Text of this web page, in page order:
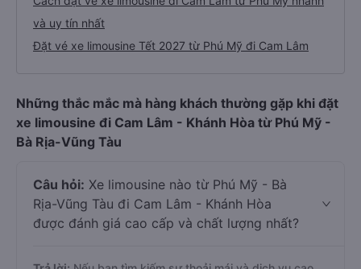
và uy tín nhất
Đặt vé xe limousine Tết 2027 từ Phú Mỹ đi Cam Lâm
Những thắc mắc mà hàng khách thường gặp khi đặt
xe limousine đi Cam Lâm - Khánh Hòa từ Phú Mỹ -
Bà Rịa-Vũng Tàu
Câu hỏi: Xe limousine nào từ Phú Mỹ - Bà
Rịa-Vũng Tàu đi Cam Lâm - Khánh Hòa
được đánh giá cao cấp và chất lượng nhất?